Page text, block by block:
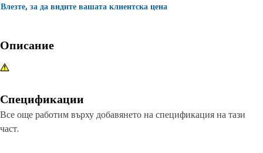
Влезте, за да видите вашата клиентска цена
Описание
Спецификации
Все още работим върху добавянето на спецификация на тази
част.